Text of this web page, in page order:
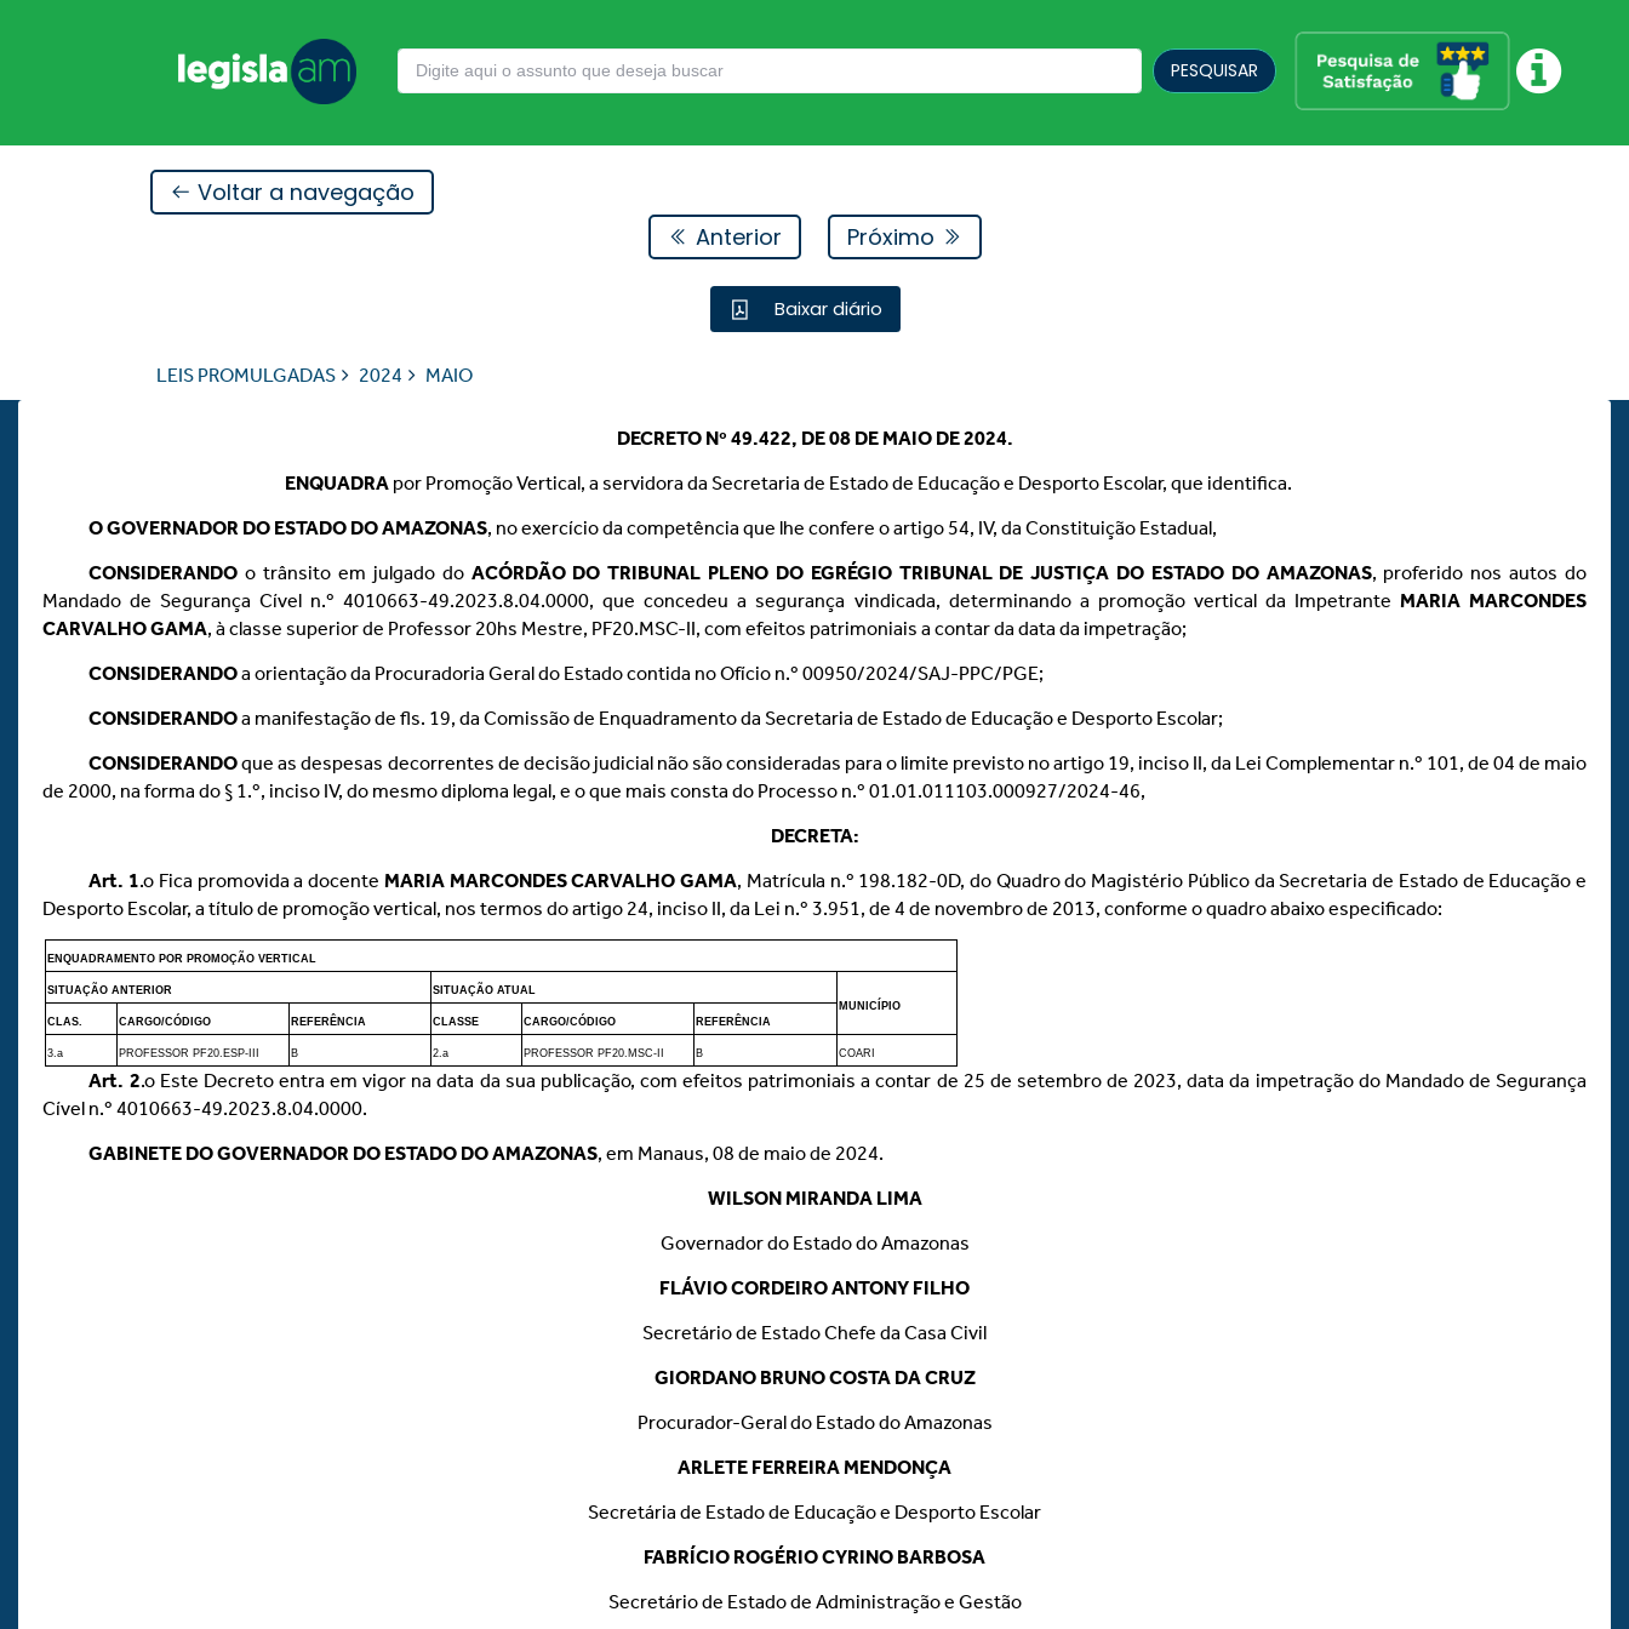
PESQUISAR
Voltar a navegação
Anterior
Próximo
Baixar diário
LEIS PROMULGADAS 2024 MAIO
DECRETO Nº 49.422, DE 08 DE MAIO DE 2024.
ENQUADRApor Promoção Vertical, a servidora da Secretaria de Estado de Educação e Desporto Escolar, que identifica.
O GOVERNADOR DO ESTADO DO AMAZONAS, no exercício da competência que lhe confere o artigo 54, IV, da Constituição Estadual,
CONSIDERANDO o trânsito em julgado do ACÓRDÃO DO TRIBUNAL PLENO DO EGRÉGIO TRIBUNAL DE JUSTIÇA DO ESTADO DO AMAZONAS, proferido nos autos do
Mandado de Segurança Cível n.º 4010663-49.2023.8.04.0000, que concedeu a segurança vindicada, determinando a promoção vertical da Impetrante MARIA MARCONDES
CARVALHO GAMA, à classe superior de Professor 20hs Mestre, PF20.MSC-II, com efeitos patrimoniais a contar da data da impetração;
CONSIDERANDOa orientação da Procuradoria Geral do Estado contida no Ofício n.º 00950/2024/SAJ-PPC/PGE;
CONSIDERANDOa manifestação de fls. 19, da Comissão de Enquadramento da Secretaria de Estado de Educação e Desporto Escolar;
CONSIDERANDOque as despesas decorrentes de decisão judicial não são consideradas para o limite previsto no artigo 19, inciso II, da Lei Complementar n.º 101, de 04 de maio
de 2000, na forma do § 1.º, inciso IV, do mesmo diploma legal, e o que mais consta do Processo n.º 01.01.011103.000927/2024-46,
DECRETA:
Art. 1.o Fica promovida a docente MARIA MARCONDES CARVALHO GAMA, Matrícula n.º 198.182-0D, do Quadro do Magistério Público da Secretaria de Estado de Educação e
Desporto Escolar, a título de promoção vertical, nos termos do artigo 24, inciso II, da Lei n.º 3.951, de 4 de novembro de 2013, conforme o quadro abaixo especificado:
ENQUADRAMENTO POR PROMOÇÃO VERTICAL
SITUAÇÃO ANTERIOR
SITUAÇÃO ATUAL
MUNICÍPIO
CLAS.
CARGO/CÓDIGO REFERÊNCIA CLASSE CARGO/CÓDIGO REFERÊNCIA
3.a PROFESSOR PF20.ESP-III B 2.a PROFESSOR PF20.MSC-II B COARI
Art. 2.o Este Decreto entra em vigor na data da sua publicação, com efeitos patrimoniais a contar de 25 de setembro de 2023, data da impetração do Mandado de Segurança
Cível n.º 4010663-49.2023.8.04.0000.
GABINETE DO GOVERNADOR DO ESTADO DO AMAZONAS, em Manaus, 08 de maio de 2024.
WILSON MIRANDA LIMA
Governador do Estado do Amazonas
FLÁVIO CORDEIRO ANTONY FILHO
Secretário de Estado Chefe da Casa Civil
GIORDANO BRUNO COSTA DA CRUZ
Procurador-Geral do Estado do Amazonas
ARLETE FERREIRA MENDONÇA
Secretária de Estado de Educação e Desporto Escolar
FABRÍCIO ROGÉRIO CYRINO BARBOSA
Secretário de Estado de Administração e Gestão